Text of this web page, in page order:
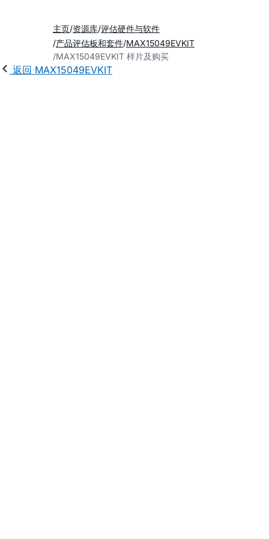
主页 资源库 评估硬件与软件
产品评估板和套件 MAX15049EVKIT
MAX15049EVKIT 样片及购买
返回 MAX15049EVKIT